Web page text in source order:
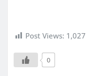
Post Views: 1,027
0